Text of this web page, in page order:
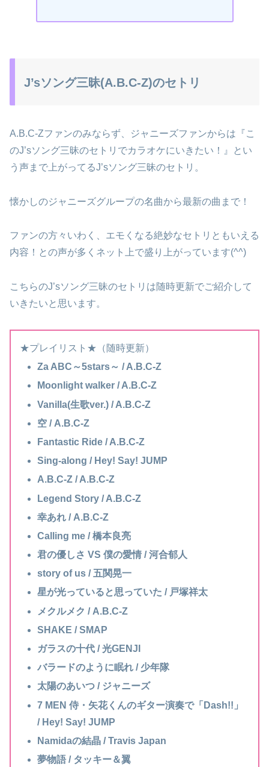
J’sソング三昧(A.B.C-Z)のセトリ
A.B.C-Zファンのみならず、ジャニーズファンからは『こ
のJ’sソング三昧のセトリでカラオケにいきたい！』とい
う声まで上がってるJ’sソング三昧のセトリ。
懐かしのジャニーズグループの名曲から最新の曲まで！
ファンの方々いわく、エモくなる絶妙なセトリともいえる
内容！との声が多くネット上で盛り上がっています(^^)
こちらのJ’sソング三昧のセトリは随時更新でご紹介して
いきたいと思います。
★プレイリスト★（随時更新）
Za ABC～5stars～ / A.B.C-Z
Moonlight walker / A.B.C-Z
Vanilla(生歌ver.) / A.B.C-Z
空 / A.B.C-Z
Fantastic Ride / A.B.C-Z
Sing-along / Hey! Say! JUMP
A.B.C-Z / A.B.C-Z
Legend Story / A.B.C-Z
幸あれ / A.B.C-Z
Calling me / 橋本良亮
君の優しさ VS 僕の愛情 / 河合郁人
story of us / 五関晃一
星が光っていると思っていた / 戸塚祥太
メクルメク / A.B.C-Z
SHAKE / SMAP
ガラスの十代 / 光GENJI
バラードのように眠れ / 少年隊
太陽のあいつ / ジャニーズ
7 MEN 侍・矢花くんのギター演奏で「Dash!!」
/ Hey! Say! JUMP
Namidaの結晶 / Travis Japan
夢物語 / タッキー＆翼